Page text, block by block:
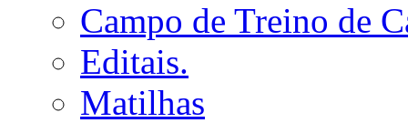
Campo de Treino de
Editais.
Matilhas